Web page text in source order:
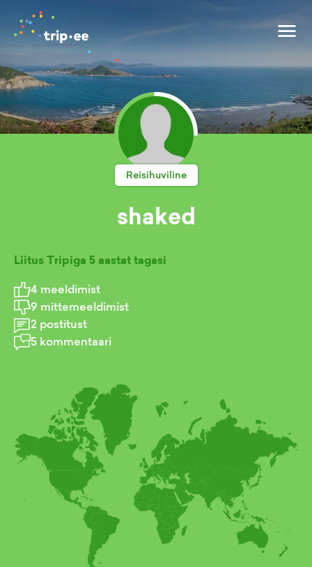
Reisihuviline
shaked
Liitus Tripiga 5 aastat tagasi
4 meeldimist
9 mittemeeldimist
2 postitust
5 kommentaari